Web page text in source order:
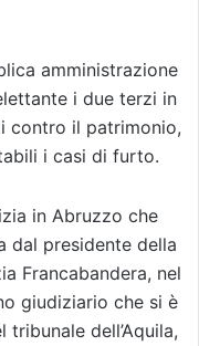
amministrazione
i due terzi in
contro il patrimonio,
i casi di furto.
in Abruzzo che
dal presidente della
Francabandera, nel
giudiziario che si è
tribunale dell’Aquila,